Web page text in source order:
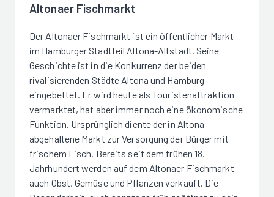
Altonaer Fischmarkt
Der Altonaer Fischmarkt ist ein öffentlicher Markt
im Hamburger Stadtteil Altona-Altstadt. Seine
Geschichte ist in die Konkurrenz der beiden
rivalisierenden Städte Altona und Hamburg
eingebettet. Er wird heute als Touristenattraktion
vermarktet, hat aber immer noch eine ökonomische
Funktion. Ursprünglich diente der in Altona
abgehaltene Markt zur Versorgung der Bürger mit
frischem Fisch. Bereits seit dem frühen 18.
Jahrhundert werden auf dem Altonaer Fischmarkt
auch Obst, Gemüse und Pflanzen verkauft. Die